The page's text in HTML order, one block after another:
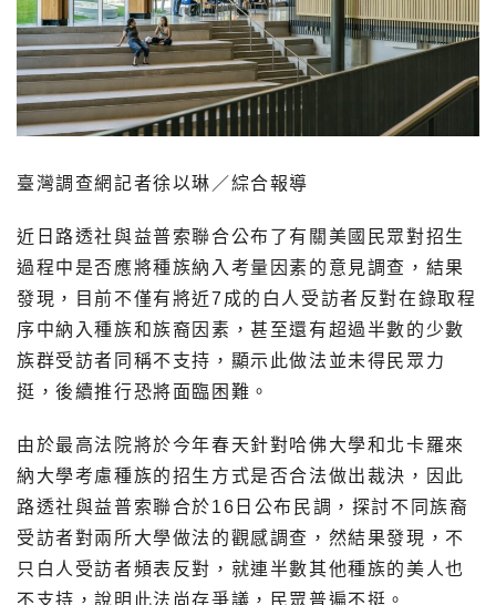
臺灣調查網記者徐以琳／綜合報導
近日路透社與益普索聯合公布了有關美國民眾對招生
過程中是否應將種族納入考量因素的意見調查，結果
發現，目前不僅有將近7成的白人受訪者反對在錄取程
序中納入種族和族裔因素，甚至還有超過半數的少數
族群受訪者同稱不支持，顯示此做法並未得民眾力
挺，後續推行恐將面臨困難。
由於最高法院將於今年春天針對哈佛大學和北卡羅來
納大學考慮種族的招生方式是否合法做出裁決，因此
路透社與益普索聯合於16日公布民調，探討不同族裔
受訪者對兩所大學做法的觀感調查，然結果發現，不
只白人受訪者頻表反對，就連半數其他種族的美人也
不支持，說明此法尚存爭議，民眾普遍不挺。